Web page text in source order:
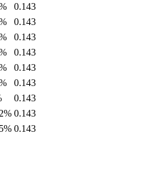
0.143
0.143
0.143
0.143
0.143
0.143
0.143
0.143
0.143